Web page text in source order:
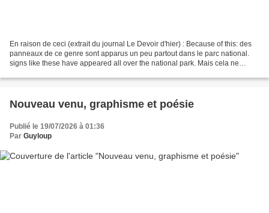
En raison de ceci (extrait du journal Le Devoir d'hier) : Because of this: des
panneaux de ce genre sont apparus un peu partout dans le parc national.
signs like these have appeared all over the national park. Mais cela ne
Nouveau venu, graphisme et poésie
Publié le 19/07/2026 à 01:36
Par Guyloup